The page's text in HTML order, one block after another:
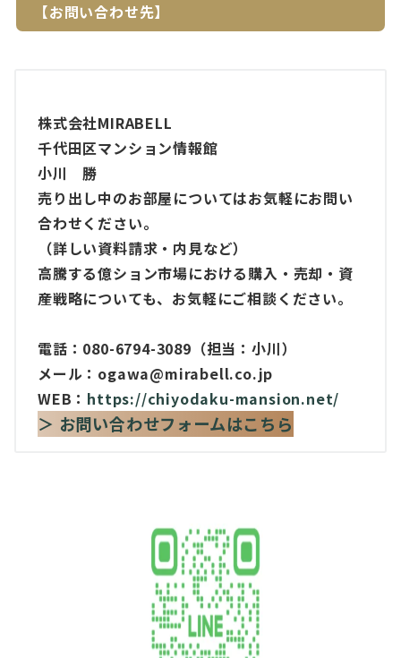
【お問い合わせ先】
株式会社MIRABELL
千代田区マンション情報館
小川 勝
売り出し中のお部屋についてはお気軽にお問い
合わせください。
（詳しい資料請求・内見など）
高騰する億ション市場における購入・売却・資
産戦略についても、お気軽にご相談ください。
電話：080-6794-3089（担当：小川）
メール：ogawa@mirabell.co.jp
WEB： https://chiyodaku-mansion.net/
＞ お問い合わせフォームはこちら